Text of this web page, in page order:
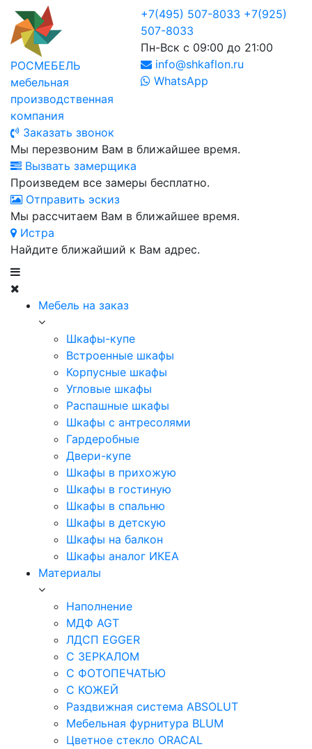
РОСМЕБЕЛЬ
мебельная
производственная
компания
+7(495) 507-8033 +7(925)
507-8033
Пн-Вск с 09:00 до 21:00
info@shkaflon.ru
WhatsApp
Заказать звонок
Мы перезвоним Вам в ближайшее время.
Вызвать замерщика
Произведем все замеры бесплатно.
Отправить эскиз
Мы рассчитаем Вам в ближайшее время.
Истра
Найдите ближайший к Вам адрес.
Мебель на заказ
Шкафы-купе
Встроенные шкафы
Корпусные шкафы
Угловые шкафы
Распашные шкафы
Шкафы с антресолями
Гардеробные
Двери-купе
Шкафы в прихожую
Шкафы в гостиную
Шкафы в спальню
Шкафы в детскую
Шкафы на балкон
Шкафы аналог ИКЕА
Материалы
Наполнение
МДФ AGT
ЛДСП EGGER
С ЗЕРКАЛОМ
С ФОТОПЕЧАТЬЮ
С КОЖЕЙ
Раздвижная система ABSOLUT
Мебельная фурнитура BLUM
Цветное стекло ORACAL